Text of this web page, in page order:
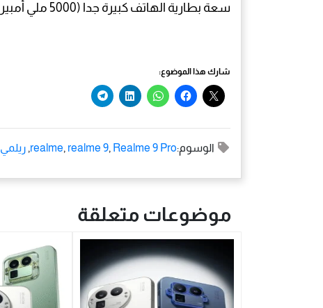
سعة بطارية الهاتف كبيرة جدا (5000 ملي أمبير)
شارك هذا الموضوع:
الوسوم: realme, realme 9, Realme 9 Pro
, ريلمي
موضوعات متعلقة